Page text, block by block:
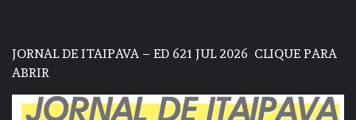
JORNAL DE ITAIPAVA – ED 621 JUL 2026 CLIQUE PARA
ABRIR